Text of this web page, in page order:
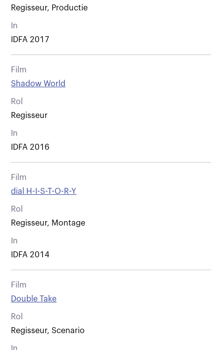
Regisseur, Productie
In
IDFA 2017
Film
Shadow World
Rol
Regisseur
In
IDFA 2016
Film
dial H-I-S-T-O-R-Y
Rol
Regisseur, Montage
In
IDFA 2014
Film
Double Take
Rol
Regisseur, Scenario
In